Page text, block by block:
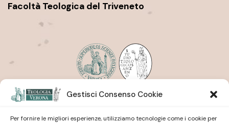
Gestisci Consenso Cookie
Per fornire le migliori esperienze, utilizziamo tecnologie come i cookie per
Facoltà Teologica del Triveneto
Istituto Superiore di Scienze Religiose
| San Pietro